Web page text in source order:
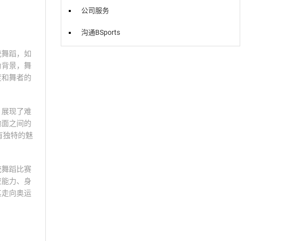
蹈，如
景，舞
舞者的
现了难
之间的
独特的魅
蹈比赛
力、身
向奥运
公司服务
沟通BSports